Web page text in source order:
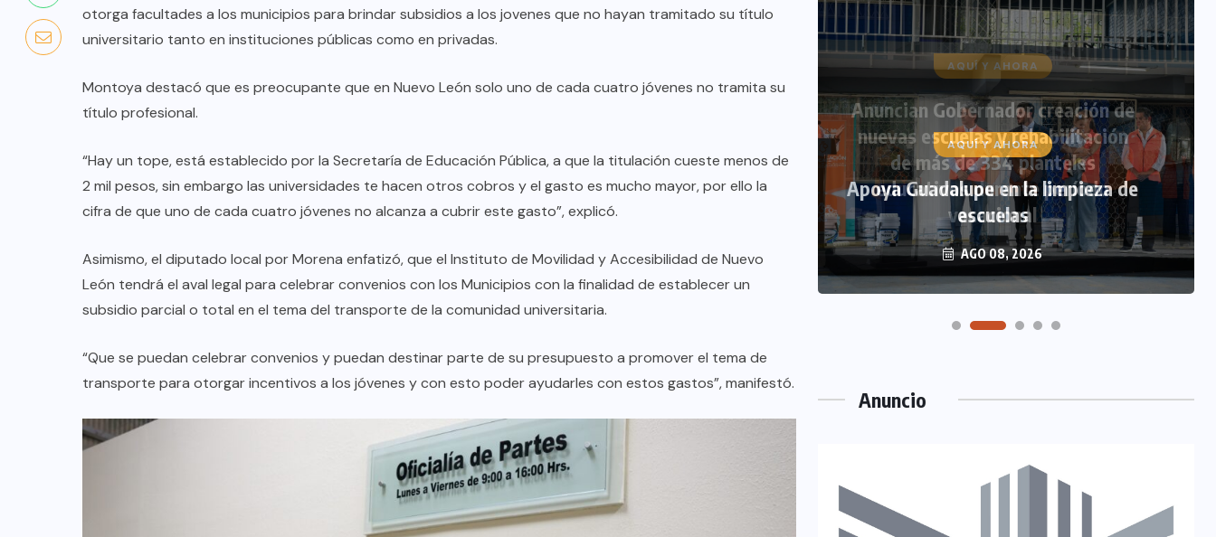
otorga facultades a los municipios para brindar subsidios a los jovenes que no hayan tramitado su título
universitario tanto en instituciones públicas como en privadas.
Montoya destacó que es preocupante que en Nuevo León solo uno de cada cuatro jóvenes no tramita su
título profesional.
“Hay un tope, está establecido por la Secretaría de Educación Pública, a que la titulación cueste menos de
2 mil pesos, sin embargo las universidades te hacen otros cobros y el gasto es mucho mayor, por ello la
cifra de que uno de cada cuatro jóvenes no alcanza a cubrir este gasto”, explicó.
Asimismo, el diputado local por Morena enfatizó, que el Instituto de Movilidad y Accesibilidad de Nuevo
León tendrá el aval legal para celebrar convenios con los Municipios con la finalidad de establecer un
subsidio parcial o total en el tema del transporte de la comunidad universitaria.
“Que se puedan celebrar convenios y puedan destinar parte de su presupuesto a promover el tema de
transporte para otorgar incentivos a los jóvenes y con esto poder ayudarles con estos gastos”, manifestó.
AQUÍ Y AHORA
Brenda Velázquez para llevar
alertas de búsqueda a pantallas y
espectaculares
AGO 08, 2026
de más de 334 planteles
educativos durante período
vacacional
AGO 08, 2026
AQUÍ Y AHORA
Apoya Guadalupe en la limpieza de
escuelas
AGO 08, 2026
Anuncio